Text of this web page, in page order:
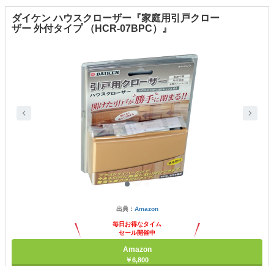
ダイケン ハウスクローザー『家庭用引戸クロー
ザー 外付タイプ （HCR-07BPC）』
出典： Amazon
毎日お得なタイム
セール開催中
Amazon
￥6,800